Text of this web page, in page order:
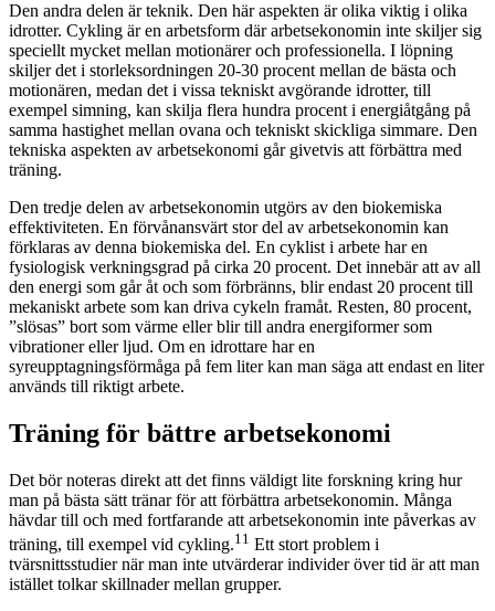
Den andra delen är teknik. Den här aspekten är olika viktig i olika
idrotter. Cykling är en arbetsform där arbetsekonomin inte skiljer sig
speciellt mycket mellan motionärer och professionella. I löpning
skiljer det i storleksordningen 20-30 procent mellan de bästa och
motionären, medan det i vissa tekniskt avgörande idrotter, till
exempel simning, kan skilja flera hundra procent i energiåtgång på
samma hastighet mellan ovana och tekniskt skickliga simmare. Den
tekniska aspekten av arbetsekonomi går givetvis att förbättra med
träning.
Den tredje delen av arbetsekonomin utgörs av den biokemiska
effektiviteten. En förvånansvärt stor del av arbetsekonomin kan
förklaras av denna biokemiska del. En cyklist i arbete har en
fysiologisk verkningsgrad på cirka 20 procent. Det innebär att av all
den energi som går åt och som förbränns, blir endast 20 procent till
mekaniskt arbete som kan driva cykeln framåt. Resten, 80 procent,
”slösas” bort som värme eller blir till andra energiformer som
vibrationer eller ljud. Om en idrottare har en
syreupptagningsförmåga på fem liter kan man säga att endast en liter
används till riktigt arbete.
Träning för bättre arbetsekonomi
Det bör noteras direkt att det finns väldigt lite forskning kring hur
man på bästa sätt tränar för att förbättra arbetsekonomin. Många
hävdar till och med fortfarande att arbetsekonomin inte påverkas av
träning, till exempel vid cykling.11 Ett stort problem i
tvärsnittsstudier när man inte utvärderar individer över tid är att man
istället tolkar skillnader mellan grupper.